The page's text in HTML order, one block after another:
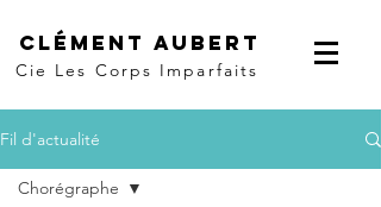
Clément Aubert
Cie Les Corps Imparfaits
Fil d'actualité
Chorégraphe